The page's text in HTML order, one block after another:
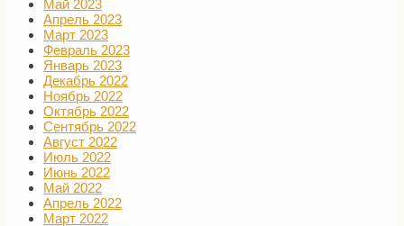
Май 2023
Апрель 2023
Март 2023
Февраль 2023
Январь 2023
Декабрь 2022
Ноябрь 2022
Октябрь 2022
Сентябрь 2022
Август 2022
Июль 2022
Июнь 2022
Май 2022
Апрель 2022
Март 2022